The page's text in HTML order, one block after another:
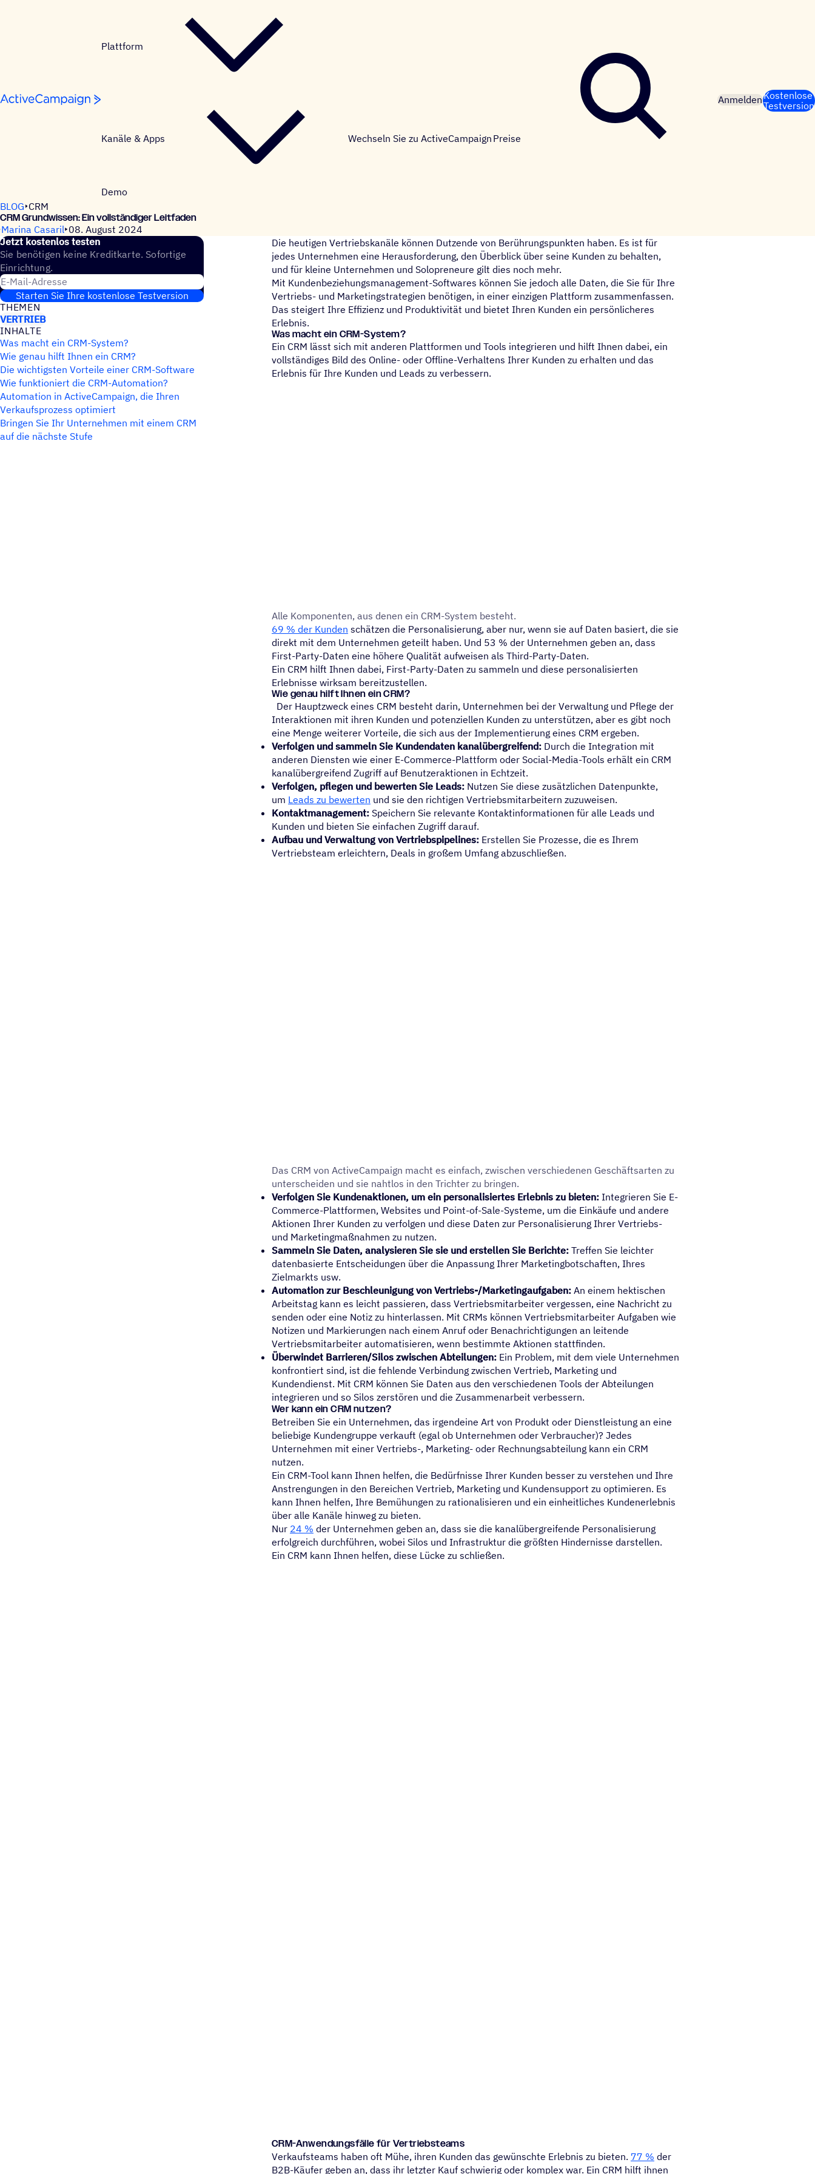
Plattform
Kanäle & Apps Wechseln Sie zu ActiveCampaign Preise
Demo
AnmeldenKostenlose
Testversion
BLOG CRM
CRM Grund­wis­sen: Ein vollständiger Leitfaden
Marina Casaril 08. August 2024
Jetzt kosten­los testen
Sie benötigen keine Kreditkarte. Sofortige
Einrichtung.
E-Mail-Adresse
Starten Sie Ihre kostenlose Testversion
THEMEN
VERTRIEB
INHALTE
Was macht ein CRM-System?
Wie genau hilft Ihnen ein CRM?
Die wichtigsten Vorteile einer CRM-Software
Wie funktioniert die CRM-Automation?
Automation in ActiveCampaign, die Ihren
Verkaufsprozess optimiert
Bringen Sie Ihr Unternehmen mit einem CRM
auf die nächste Stufe
Die heutigen Vertriebskanäle können Dutzende von Berührungspunkten haben. Es ist für
jedes Unternehmen eine Herausforderung, den Überblick über seine Kunden zu behalten,
und für kleine Unternehmen und Solopreneure gilt dies noch mehr.
Mit Kundenbeziehungsmanagement-Softwares können Sie jedoch alle Daten, die Sie für Ihre
Vertriebs- und Marketingstrategien benötigen, in einer einzigen Plattform zusammenfassen.
Das steigert Ihre Effizienz und Produktivität und bietet Ihren Kunden ein persönlicheres
Erlebnis.
Was macht ein CRM-System?
Ein CRM lässt sich mit anderen Plattformen und Tools integrieren und hilft Ihnen dabei, ein
vollständiges Bild des Online- oder Offline-Verhaltens Ihrer Kunden zu erhalten und das
Erlebnis für Ihre Kunden und Leads zu verbessern.
Alle Kompo­nen­ten, aus denen ein CRM-System besteht.
69 % der Kunden schätzen die Personalisierung, aber nur, wenn sie auf Daten basiert, die sie
direkt mit dem Unternehmen geteilt haben. Und 53 % der Unternehmen geben an, dass
First-Party-Daten eine höhere Qualität aufweisen als Third-Party-Daten.
Ein CRM hilft Ihnen dabei, First-Party-Daten zu sammeln und diese personalisierten
Erlebnisse wirksam bereitzustellen.
Wie genau hilft Ihnen ein CRM?
Der Hauptzweck eines CRM besteht darin, Unternehmen bei der Verwaltung und Pflege der
Interaktionen mit ihren Kunden und potenziellen Kunden zu unterstützen, aber es gibt noch
eine Menge weiterer Vorteile, die sich aus der Implementierung eines CRM ergeben.
Verfolgen und sammeln Sie Kundendaten kanalübergreifend: Durch die Integration mit
anderen Diensten wie einer E-Commerce-Plattform oder Social-Media-Tools erhält ein CRM
kanalübergreifend Zugriff auf Benutzeraktionen in Echtzeit.
Verfolgen, pflegen und bewerten Sie Leads: Nutzen Sie diese zusätzlichen Datenpunkte,
um Leads zu bewerten und sie den richtigen Vertriebsmitarbeitern zuzuweisen.
Kontaktmanagement: Speichern Sie relevante Kontaktinformationen für alle Leads und
Kunden und bieten Sie einfachen Zugriff darauf.
Aufbau und Verwaltung von Vertriebspipelines: Erstellen Sie Prozesse, die es Ihrem
Vertriebsteam erleichtern, Deals in großem Umfang abzuschließen.
Das CRM von ActiveCampaign macht es einfach, zwischen verschie­de­nen Geschäfts­ar­ten zu
unter­schei­den und sie nahtlos in den Trich­ter zu bringen.
Verfolgen Sie Kundenaktionen, um ein personalisiertes Erlebnis zu bieten: Integrieren Sie E-
Commerce-Plattformen, Websites und Point-of-Sale-Systeme, um die Einkäufe und andere
Aktionen Ihrer Kunden zu verfolgen und diese Daten zur Personalisierung Ihrer Vertriebs-
und Marketingmaßnahmen zu nutzen.
Sammeln Sie Daten, analysieren Sie sie und erstellen Sie Berichte: Treffen Sie leichter
datenbasierte Entscheidungen über die Anpassung Ihrer Marketingbotschaften, Ihres
Zielmarkts usw.
Automation zur Beschleunigung von Vertriebs-/Marketingaufgaben: An einem hektischen
Arbeitstag kann es leicht passieren, dass Vertriebsmitarbeiter vergessen, eine Nachricht zu
senden oder eine Notiz zu hinterlassen. Mit CRMs können Vertriebsmitarbeiter Aufgaben wie
Notizen und Markierungen nach einem Anruf oder Benachrichtigungen an leitende
Vertriebsmitarbeiter automatisieren, wenn bestimmte Aktionen stattfinden.
Überwindet Barrieren/Silos zwischen Abteilungen: Ein Problem, mit dem viele Unternehmen
konfrontiert sind, ist die fehlende Verbindung zwischen Vertrieb, Marketing und
Kundendienst. Mit CRM können Sie Daten aus den verschiedenen Tools der Abteilungen
integrieren und so Silos zerstören und die Zusammenarbeit verbessern.
Wer kann ein CRM nutzen?
Betreiben Sie ein Unternehmen, das irgendeine Art von Produkt oder Dienstleistung an eine
beliebige Kundengruppe verkauft (egal ob Unternehmen oder Verbraucher)? Jedes
Unternehmen mit einer Vertriebs-, Marketing- oder Rechnungsabteilung kann ein CRM
nutzen.
Ein CRM-Tool kann Ihnen helfen, die Bedürfnisse Ihrer Kunden besser zu verstehen und Ihre
Anstrengungen in den Bereichen Vertrieb, Marketing und Kundensupport zu optimieren. Es
kann Ihnen helfen, Ihre Bemühungen zu rationalisieren und ein einheitliches Kundenerlebnis
über alle Kanäle hinweg zu bieten.
Nur 24 % der Unternehmen geben an, dass sie die kanalübergreifende Personalisierung
erfolgreich durchführen, wobei Silos und Infrastruktur die größten Hindernisse darstellen.
Ein CRM kann Ihnen helfen, diese Lücke zu schließen.
CRM-Anwendungsfälle für Vertriebsteams
Verkaufsteams haben oft Mühe, ihren Kunden das gewünschte Erlebnis zu bieten. 77 % der
B2B-Käufer geben an, dass ihr letzter Kauf schwierig oder komplex war. Ein CRM hilft ihnen